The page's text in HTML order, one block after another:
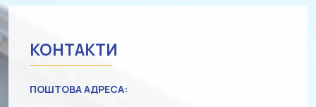
КОНТАКТИ
ПОШТОВА АДРЕСА: